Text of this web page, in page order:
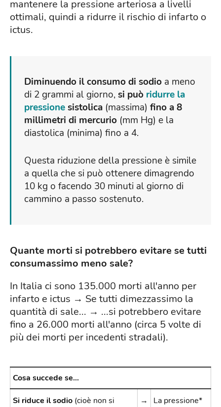
mantenere la pressione arteriosa a livelli
ottimali, quindi a ridurre il rischio di infarto o
ictus.
Diminuendo il consumo di sodio a meno
di 2 grammi al giorno,si può ridurre la
pressionesistolica (massima) fino a 8
millimetri di mercurio (mm Hg) e la
diastolica (minima) fino a 4.
Questa riduzione della pressione è simile
a quella che si può ottenere dimagrendo
10 kg o facendo 30 minuti al giorno di
cammino a passo sostenuto.
Quante morti si potrebbero evitare se tutti
consumassimo meno sale?
In Italia ci sono 135.000 morti all'anno per
infarto e ictus → Se tutti dimezzassimo la
quantità di sale... → ...si potrebbero evitare
fino a 26.000 morti all'anno (circa 5 volte di
più dei morti per incedenti stradali).
Cosa succede se...
Si riduce il sodio (cioè non si
→ La pressione*